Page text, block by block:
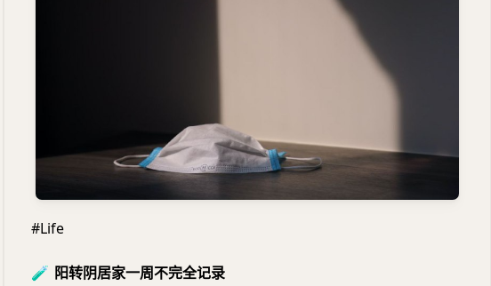
#Life
🧪 阳转阴居家一周不完全记录